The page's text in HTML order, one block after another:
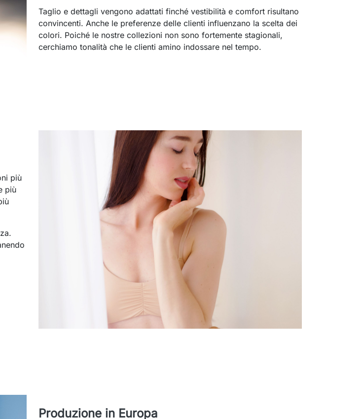
Taglio e dettagli vengono adattati finché vestibilità e comfort risultano
convincenti. Anche le preferenze delle clienti influenzano la scelta dei
colori. Poiché le nostre collezioni non sono fortemente stagionali,
cerchiamo tonalità che le clienti amino indossare nel tempo.
più
più
Produzione in Europa